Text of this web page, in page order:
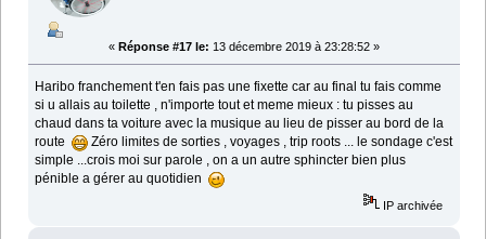
« Réponse #17 le: 13 décembre 2019 à 23:28:52 »
Haribo franchement t'en fais pas une fixette car au final tu fais comme
si u allais au toilette , n'importe tout et meme mieux : tu pisses au
chaud dans ta voiture avec la musique au lieu de pisser au bord de la
route
Zéro limites de sorties , voyages , trip roots ... le sondage c'est
simple ...crois moi sur parole , on a un autre sphincter bien plus
pénible a gérer au quotidien
IP archivée